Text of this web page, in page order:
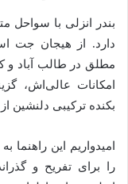
بندر انزلی با سواحل
دارد. از هیجان جت
مطلق در طالب آباد و
امکانات عالی‌اش،
بکنده ترکیبی دلنشین
امیدواریم این
را برای تفریح و